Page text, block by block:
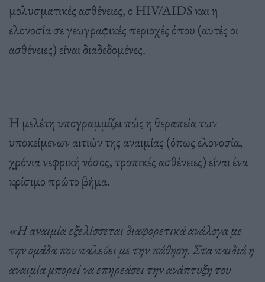
μολυσματικές ασθένειες, ο HIV/AIDS και η
ελονοσία σε γεωγραφικές περιοχές όπου (αυτές οι
ασθένειες) είναι διαδεδομένες.
Η μελέτη υπογραμμίζει πώς η θεραπεία των
υποκείμενων αιτιών της αναιμίας (όπως ελονοσία,
χρόνια νεφρική νόσος, τροπικές ασθένειες) είναι ένα
κρίσιμο πρώτο βήμα.
«Η αναιμία εξελίσσεται διαφορετικά ανάλογα με
την ομάδα που παλεύει με την πάθηση. Στα παιδιά η
αναιμία μπορεί να επηρεάσει την ανάπτυξη του